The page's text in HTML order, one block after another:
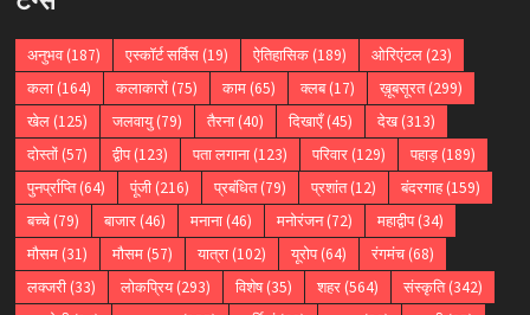
अनुभव(187) एस्कॉर्ट सर्विस(19) ऐतिहासिक(189) ओरिएंटल(23)
कला(164) कलाकारों(75) काम(65) क्लब(17) ख़ूबसूरत(299)
खेल(125) जलवायु(79) तैरना(40) दिखाएँ(45) देख(313)
दोस्तों(57) द्वीप(123) पता लगाना(123) परिवार(129) पहाड़(189)
पुनर्प्राप्ति(64) पूंजी(216) प्रबंधित(79) प्रशांत(12) बंदरगाह(159)
बच्चे(79) बाजार(46) मनाना(46) मनोरंजन(72) महाद्वीप(34)
मौसम(31) मौसम(57) यात्रा(102) यूरोप(64) रंगमंच(68)
लक्जरी(33) लोकप्रिय(293) विशेष(35) शहर(564) संस्कृति(342)